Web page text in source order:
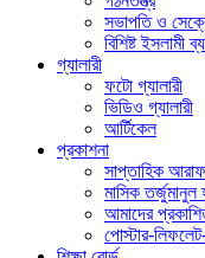
সভাপতি ও
বিশিষ্ট
গ্যালারী
ফটো গ্যালারী
ভিডিও গ্যালারী
আর্টিকেল
প্রকাশনা
সাপ্তাহিক
মাসিক তর্জুমানুল
আমাদের
পোস্টার-